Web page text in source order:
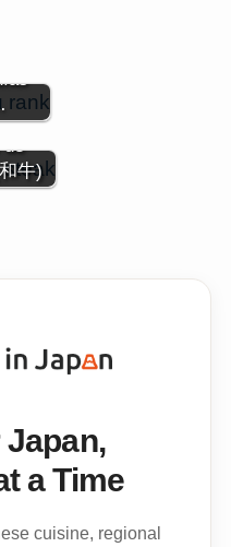
de
牛)
a Time
cuisine, regional